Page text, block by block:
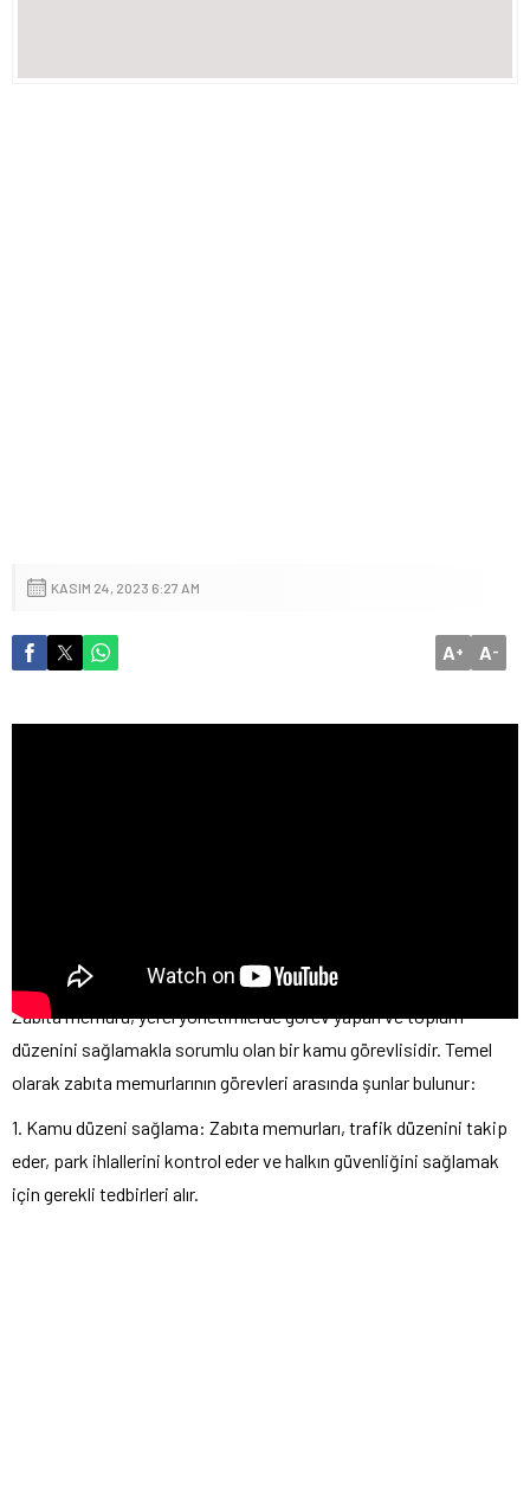
KASIM 24, 2023 6:27 AM
A+ A-
Zabıta memuru, yerel yönetimlerde görev yapan ve toplum
düzenini sağlamakla sorumlu olan bir kamu görevlisidir. Temel
olarak zabıta memurlarının görevleri arasında şunlar bulunur:
1. Kamu düzeni sağlama: Zabıta memurları, trafik düzenini takip
eder, park ihlallerini kontrol eder ve halkın güvenliğini sağlamak
için gerekli tedbirleri alır.